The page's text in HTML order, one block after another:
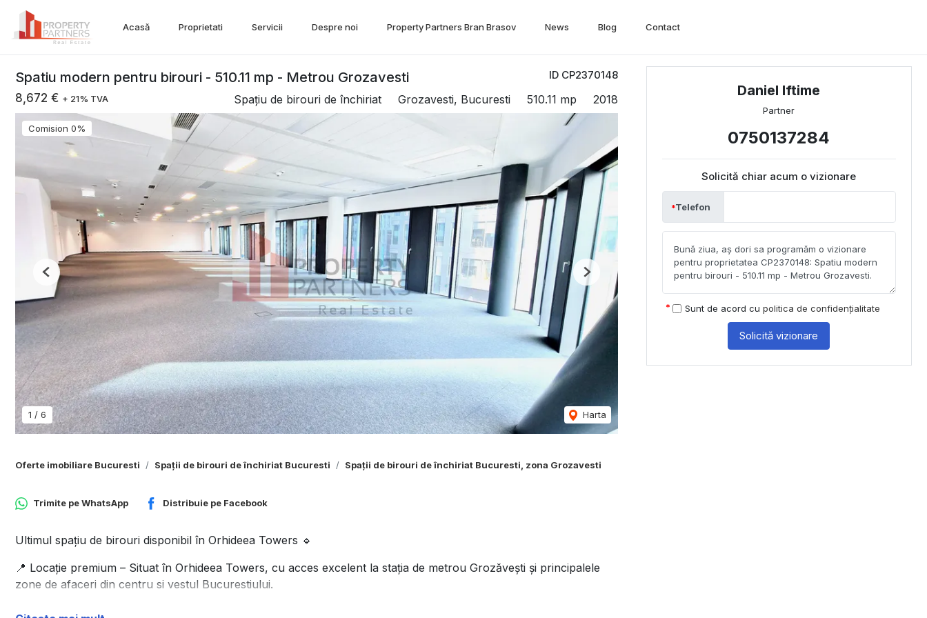
Acasă Proprietati Servicii Despre noi Property Partners Bran Brasov News Blog Contact
ID CP2370148
Spatiu modern pentru birouri - 510.11 mp - Metrou Grozavesti
8,672 € + 21% TVA Spațiu de birouri de închiriat Grozavesti, Bucuresti 510.11 mp 2018
Comision 0%
1 / 6 Harta
Previous Next
Oferte imobiliare Bucuresti Spații de birouri de închiriat Bucuresti Spații de birouri de închiriat Bucuresti, zona Grozavesti
Trimite peWhatsApp Distribuie pe Facebook
Ultimul spațiu de birouri disponibil în Orhideea Towers 🔹
📍 Locație premium – Situat în Orhideea Towers, cu acces excelent la stația de metrou Grozăvești și principalele
zone de afaceri din centru si vestul Bucurestiului.
🏢 Adresă de afaceri prestigioasă – Un mediu modern de lucru, cu dotări de înaltă calitate, compartimentări
Daniel Iftime
Partner
0750137284
Solicită chiar acum o vizionare
Telefon
Sunt de acord cu politica de confidențialitate
Solicită vizionare